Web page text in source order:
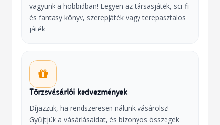
vagyunk a hobbidban! Legyen az társasjáték, sci-fi
és fantasy könyv, szerepjáték vagy terepasztalos
játék.
Törzsvásárlói kedvezmények
Díjazzuk, ha rendszeresen nálunk vásárolsz!
Gyűjtjük a vásárlásaidat, és bizonyos összegek